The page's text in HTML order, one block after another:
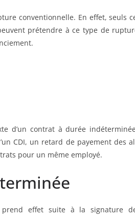
conventionnelle. En effet, seuls
prétendre à ce type de
d’un contrat à durée
CDI, un retard de payement des
pour un même employé.
effet suite à la signature